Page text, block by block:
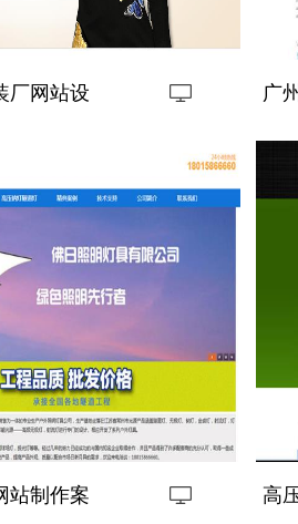
厂网站设 广
站制作案 高